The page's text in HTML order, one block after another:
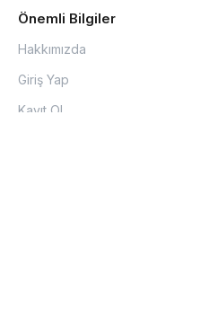
Önemli Bilgiler
Hakkımızda
Giriş Yap
Kayıt Ol